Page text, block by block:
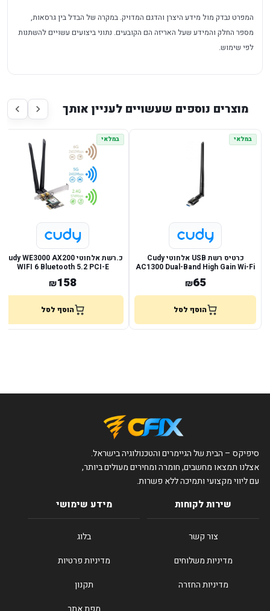
המפרט נבדק מול מידע היצרן והדגם המדויק. במקרה של הבדל בין גרסאות,
מספר החלק והמידע שעל האריזה הם הקובעים. נתוני ביצועים עשויים להשתנות
לפי שימוש.
מוצרים נוספים שעשויים לעניין אותך
במלאי
כרטיס רשת USB אלחוטי Cudy
AC1300 Dual-Band High Gain Wi-Fi
WU1400
₪65
הוסף לסל
במלאי
כ.רשת אלחוטי Cudy WE3000 AX200
WIFI 6 Bluetooth 5.2 PCI-E
₪158
הוסף לסל
סיפיקס – הבית של הגיימרים והטכנולוגיה בישראל.
אצלנו תמצאו מחשבים, חומרה ומחירים מעולים ביותר,
עם ליווי מקצועי ותמיכה ללא פשרות.
שירות לקוחות
צור קשר
מדיניות משלוחים
מדיניות החזרה
מידע שימושי
בלוג
מדיניות פרטיות
תקנון